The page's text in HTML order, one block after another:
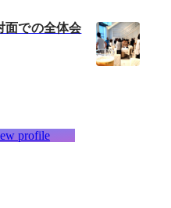
面での全体会
profile